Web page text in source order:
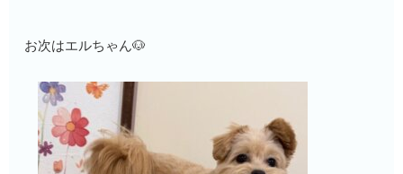
お次はエルちゃん🐶